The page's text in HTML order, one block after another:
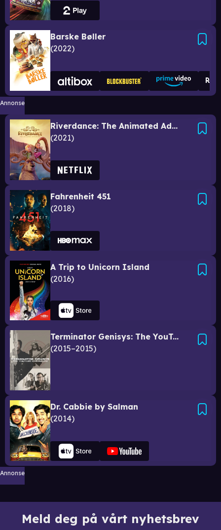
Barske Bøller
2022
Annonse
Riverdance: The Animated Adventure
2021
Fahrenheit 451
2018
A Trip to Unicorn Island
2016
Terminator Genisys: The YouTube Chronicles
2015–2015
Dr. Cabbie by Salman
2014
Annonse
Meld deg på vårt nyhetsbrev